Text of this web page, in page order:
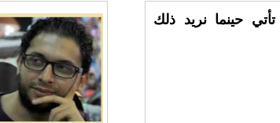
حينما نريد ذلك